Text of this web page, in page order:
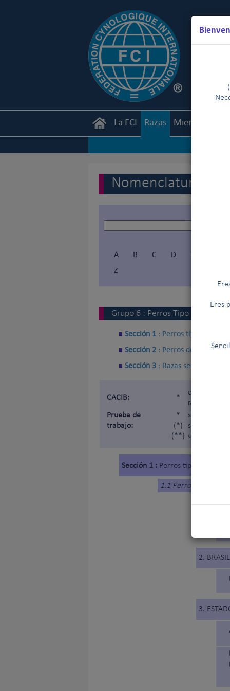
Eres
La FCI Razas Miembros
Nomenclatura de
A B C D E
Z
Grupo 6 : Perros Tipo sabueso,
Sección 1 : Perros tipo sabueso
Sección 2 : Perros de rastro
Sección 3 : Razas semejantes
CACIB: *
Certificat
Belleza »).
Prueba de
trabajo:
*
(*)
(**)
sometida a
sometida a
sometida a una
Sección 1 : Perros tipo sabueso
1.1 Perros tipo
1.
2. BRASIL
3.